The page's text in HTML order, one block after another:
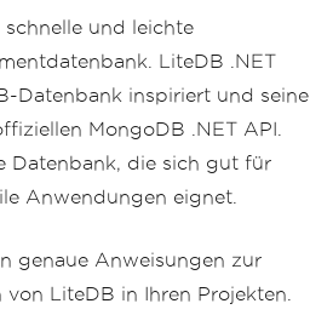
schnelle und leichte
LiteDB .NET
Datenbank inspiriert und seine
MongoDB .NET API.
Datenbank, die sich gut für
Anwendungen eignet.
genaue Anweisungen zur
LiteDB in Ihren Projekten.